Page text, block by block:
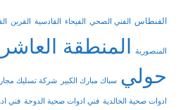
الفنطاس الفني الصحي الفيحاء القادسية القرين
المنصورية المنطقة
حولي سباك مبارك الكبير شركة تسليك
ادوات صحية الخالدية فني ادوات صحية الدوحة فني